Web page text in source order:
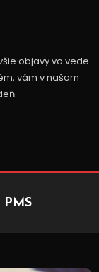
objavy vo vede
vám v našom
PMS